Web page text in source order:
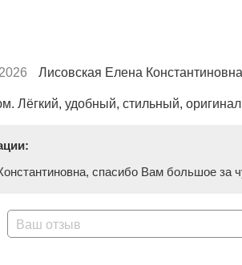
Лисовская Елена Константиновна
Лëгкий, удобный, стильный,
спасибо Вам большое за
Ваш отзыв